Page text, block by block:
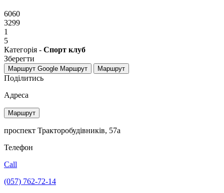
6060
3299
1
5
Категорія - Спорт клуб
Зберегти
Маршрут Google Маршрут Маршрут
Поділитись
Адреса
Маршрут
проспект Тракторобудівників, 57а
Телефон
Call
(057) 762-72-14